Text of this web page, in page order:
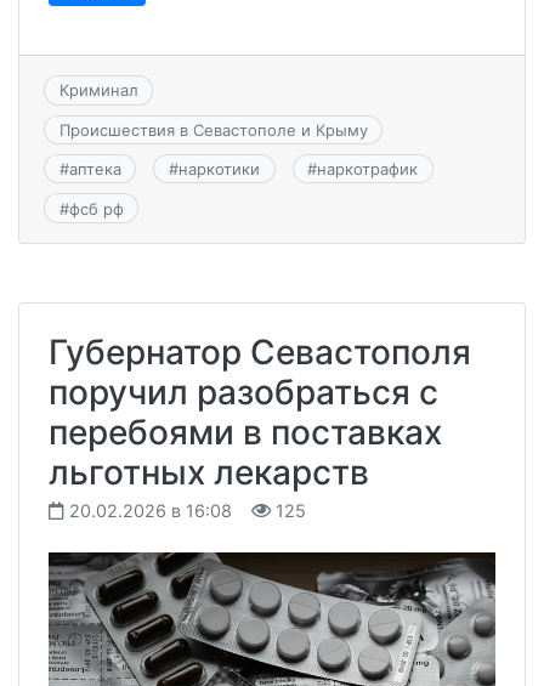
Криминал
Происшествия в Севастополе и Крыму
#аптека #наркотики #наркотрафик
#фсб рф
Губернатор Севастополя
поручил разобраться с
перебоями в поставках
льготных лекарств
20.02.2026 в 16:08 125